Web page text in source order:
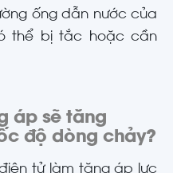
ống dẫn nước của
thể bị tắc hoặc cần
áp sẽ tăng
độ dòng chảy?
tử làm tăng áp lực